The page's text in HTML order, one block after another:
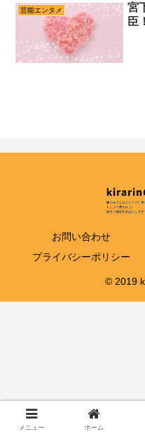
芸能エンタメ
宮
臣
お問い合わせ
プライバシーポリシー
© 2019
メニュー ホーム